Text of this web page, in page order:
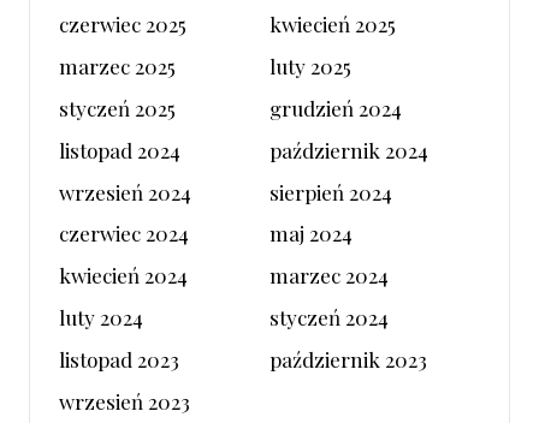
czerwiec 2025
kwiecień 2025
marzec 2025
luty 2025
styczeń 2025
grudzień 2024
listopad 2024
październik 2024
wrzesień 2024
sierpień 2024
czerwiec 2024
maj 2024
kwiecień 2024
marzec 2024
luty 2024
styczeń 2024
listopad 2023
październik 2023
wrzesień 2023